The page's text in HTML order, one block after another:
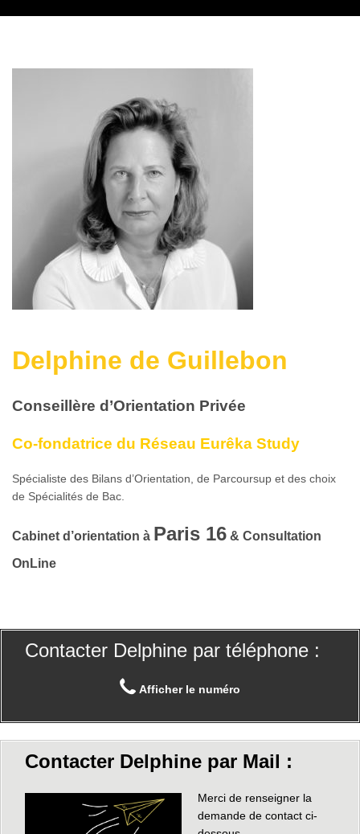
Delphine de Guillebon
Conseillère d’Orientation Privée
Co-fondatrice du Réseau Eurêka Study
Spécialiste des Bilans d’Orientation, de Parcoursup et des choix
de Spécialités de Bac.
Cabinet d’orientation à Paris 16 & Consultation
OnLine
Contacter Delphine par téléphone :
Afficher le numéro
Contacter Delphine par Mail :
Merci de renseigner la
demande de contact ci-